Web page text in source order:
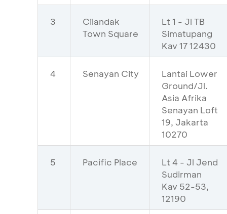
3
Cilandak
Town Square
Lt 1 - Jl TB
Simatupang
Kav 17 12430
4 Senayan City
Lantai Lower
Ground/Jl.
Asia Afrika
Senayan Loft
19, Jakarta
10270
5 Pacific Place
Lt 4 - Jl Jend
Sudirman
Kav 52-53,
12190